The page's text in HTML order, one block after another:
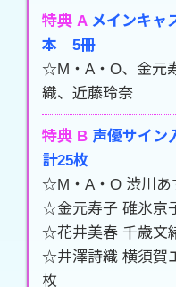
特典 Aメインキャ
本 5冊
☆M・A・O、金元
織、近藤玲奈
特典 B 声優サイン
計25枚
☆M・A・O 渋川あ
☆金元寿子 碓氷京
☆花井美春 千歳文
☆井澤詩織 横須賀
枚